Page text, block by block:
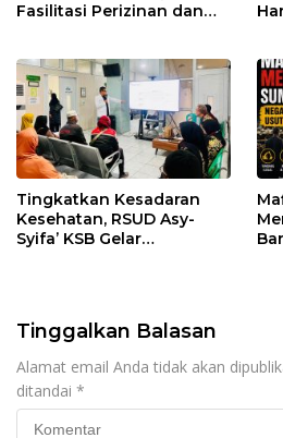
Fasilitasi Perizinan dan
Tingkatkan Kesadaran
Kesehatan, RSUD Asy-
Syifa’ KSB Gelar
Tinggalkan Balasan
Alamat email Anda tidak akan
ditandai *